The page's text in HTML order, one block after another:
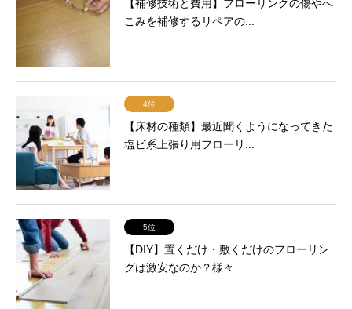
【補修技術と費用】フローリングの傷やへ
こみを補修するリペアの...
4位
【床材の種類】最近聞くようになってきた
塩ビ系上張り用フローリ...
5位
【DIY】置くだけ・敷くだけのフローリン
グは激安なのか？様々...